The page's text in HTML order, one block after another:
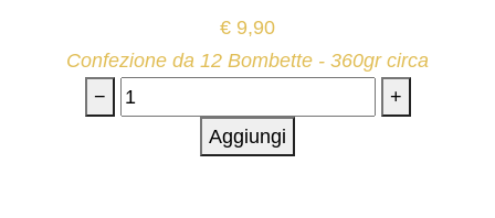
€ 9,90
Confezione da 12 Bombette - 360gr circa
−
+
Aggiungi